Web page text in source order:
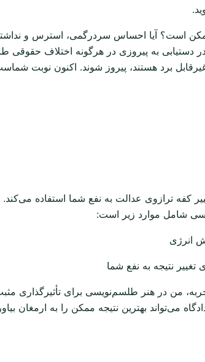
است؟ آیا احساس سردرگمی، استرس و نداشتن
دستیابی به پیروزی در هرگونه اختلاف
برد هستند، پیروز شوند. اکنون نوبت
کفه ترازوی عدالت به نفع شما استفاده
شامل موارد زیر است:
انرژی
نتیجه به نفع شما
من در هنر طلسم‌نویسی برای تأثیرگذاری
می‌تواند بهترین نتیجه ممکن را به ارمغان